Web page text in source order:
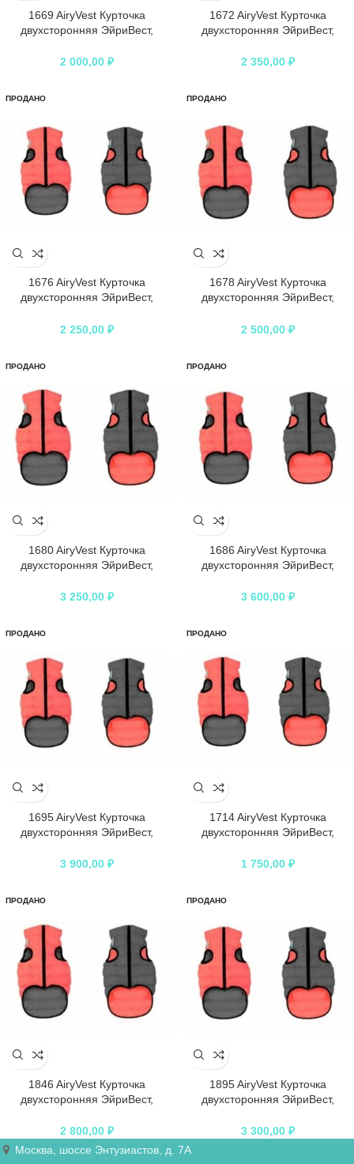
1669 AiryVest Курточка
двухсторонняя ЭйриВест,
2 000,00 ₽
1672 AiryVest Курточка
двухсторонняя ЭйриВест,
2 350,00 ₽
ПРОДАНО
1676 AiryVest Курточка
двухсторонняя ЭйриВест,
2 250,00 ₽
ПРОДАНО
1678 AiryVest Курточка
двухсторонняя ЭйриВест,
2 500,00 ₽
ПРОДАНО
1680 AiryVest Курточка
двухсторонняя ЭйриВест,
3 250,00 ₽
ПРОДАНО
1686 AiryVest Курточка
двухсторонняя ЭйриВест,
3 600,00 ₽
ПРОДАНО
1695 AiryVest Курточка
двухсторонняя ЭйриВест,
3 900,00 ₽
ПРОДАНО
1714 AiryVest Курточка
двухсторонняя ЭйриВест,
1 750,00 ₽
ПРОДАНО
1846 AiryVest Курточка
двухсторонняя ЭйриВест,
2 800,00 ₽
ПРОДАНО
1895 AiryVest Курточка
двухсторонняя ЭйриВест,
3 300,00 ₽
Москва, шоссе Энтузиастов, д. 7А